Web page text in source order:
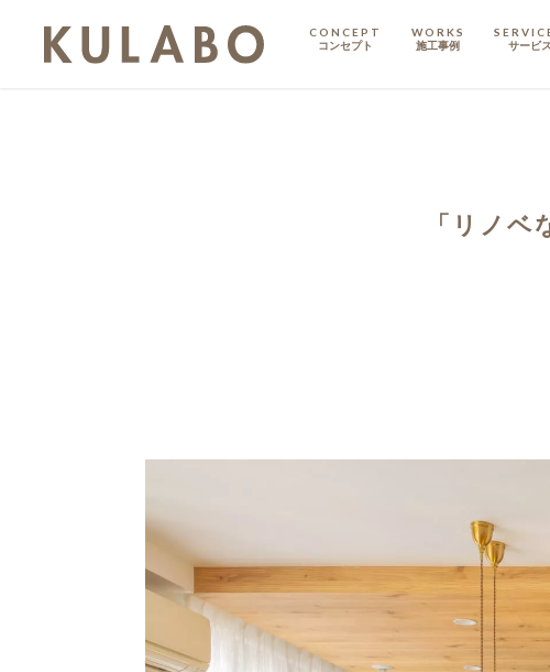
CONCEPT
コンセプト
WORKS
施工事例 サービ
「リノ